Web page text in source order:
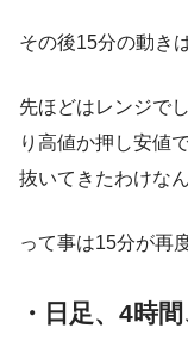
その後15分の動き
先ほどはレンジで
り高値か押し安値
抜いてきたわけなん
って事は15分が再
・日足、4時